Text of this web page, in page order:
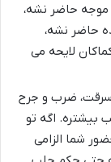
موجه حاضر نشه،
حاضر نشه،
لایحه می
سرقت، ضرب و جرح
بیشتره. اگه تو
شما الزامی